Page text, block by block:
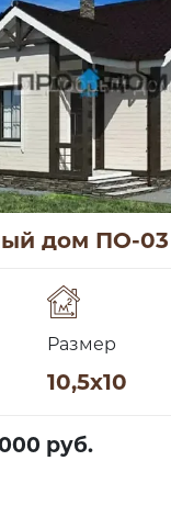
дом ПО-03
Размер
10,5х10
руб.